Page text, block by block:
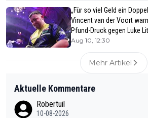
„Für so viel Geld ein
Vincent van der Voort
Pfund-Druck gegen Luke
Aug 10, 12:30
Mehr Artikel
Aktuelle Kommentare
Robertuil
10-08-2026